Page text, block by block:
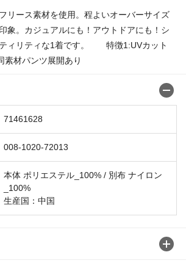
リース素材を使用。程よいオーバーサイズ
象。カジュアルにも！アウトドアにも！シ
ティリティな1着です。 特徴1:UVカット
材パンツ展開あり
71461628
008-1020-72013
本体 ポリエステル_100% / 別布 ナイロン
_100%
生産国：中国